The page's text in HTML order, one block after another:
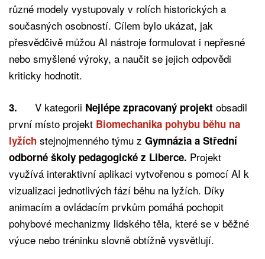
různé modely vystupovaly v rolích historických a
současných osobností. Cílem bylo ukázat, jak
přesvědčivě můžou AI nástroje formulovat i nepřesné
nebo smyšlené výroky, a naučit se jejich odpovědi
kriticky hodnotit.
3. V kategorii Nejlépe zpracovaný projekt obsadil
první místo projekt Biomechanika pohybu běhu na
lyžích stejnojmenného týmu z Gymnázia a Střední
odborné školy pedagogické z Liberce. Projekt
využívá interaktivní aplikaci vytvořenou s pomocí AI k
vizualizaci jednotlivých fází běhu na lyžích. Díky
animacím a ovládacím prvkům pomáhá pochopit
pohybové mechanizmy lidského těla, které se v běžné
výuce nebo tréninku slovně obtížně vysvětlují.